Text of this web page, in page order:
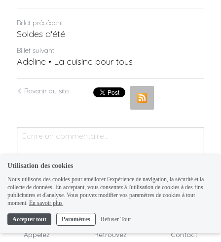
Billet précédent
Soldes d'été
Billet suivant
Adeline • La cuisine pour tous
Revenir au site
Soumettre Annuler
Appelez Retrouvez Contact
Utilisation des cookies
Nous utilisons des cookies pour améliorer l'expérience de navigation, la sécurité et la
collecte de données. En acceptant, vous consentez à l'utilisation de cookies à des fins
publicitaires et d'analyse. Vous pouvez modifier vos paramètres de cookies à tout
moment. En savoir plus
Accepter tout Paramètres Refuser Tout